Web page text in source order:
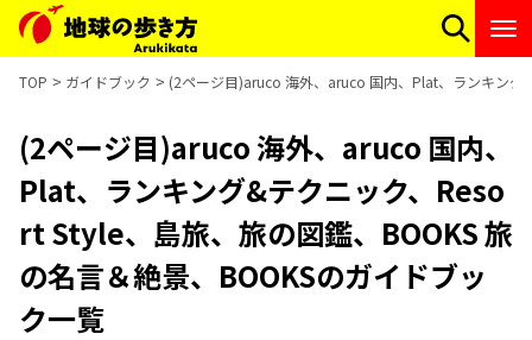
TOP ガイドブック (2ページ目)aruco 海外、aruco 国内、Plat、ランキング
(2ページ目)aruco 海外、aruco 国内、
Plat、ランキング&テクニック、Reso
rt Style、島旅、旅の図鑑、BOOKS 旅
の名言＆絶景、BOOKSのガイドブッ
ク一覧